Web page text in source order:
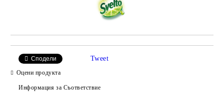
Сподели Tweet
Оцени продукта
Информация за Съответствие